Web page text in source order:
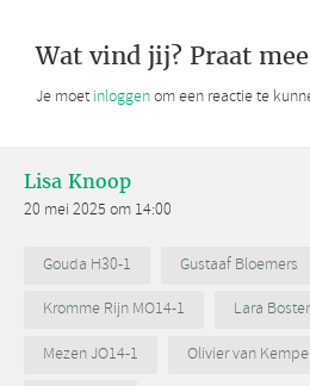
Wat vind jij? Praat
Je moet inloggenom een reactie te
Lisa Knoop
20 mei 2025 om 14:00
Gouda H30-1 Gustaaf Bloemers
Kromme Rijn MO14-1
Lara
Mezen JO14-1
Olivier van